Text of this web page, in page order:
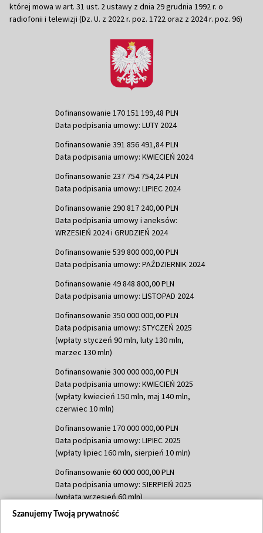
której mowa w art. 31 ust. 2 ustawy z dnia 29 grudnia 1992 r. o
radiofonii i telewizji (Dz. U. z 2022 r. poz. 1722 oraz z 2024 r. poz. 96)
Dofinansowanie 170 151 199,48 PLN
Data podpisania umowy: LUTY 2024
Dofinansowanie 391 856 491,84 PLN
Data podpisania umowy: KWIECIEŃ 2024
Dofinansowanie 237 754 754,24 PLN
Data podpisania umowy: LIPIEC 2024
Dofinansowanie 290 817 240,00 PLN
Data podpisania umowy i aneksów:
WRZESIEŃ 2024 i GRUDZIEŃ 2024
Dofinansowanie 539 800 000,00 PLN
Data podpisania umowy: PAŹDZIERNIK 2024
Dofinansowanie 49 848 800,00 PLN
Data podpisania umowy: LISTOPAD 2024
Dofinansowanie 350 000 000,00 PLN
Data podpisania umowy: STYCZEŃ 2025
(wpłaty styczeń 90 mln, luty 130 mln,
marzec 130 mln)
Dofinansowanie 300 000 000,00 PLN
Data podpisania umowy: KWIECIEŃ 2025
(wpłaty kwiecień 150 mln, maj 140 mln,
czerwiec 10 mln)
Dofinansowanie 170 000 000,00 PLN
Data podpisania umowy: LIPIEC 2025
(wpłaty lipiec 160 mln, sierpień 10 mln)
Dofinansowanie 60 000 000,00 PLN
Data podpisania umowy: SIERPIEŃ 2025
(wpłata wrzesień 60 mln)
Dofinansowanie 635 783 051,21 PLN
Szanujemy Twoją prywatność